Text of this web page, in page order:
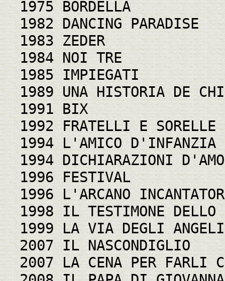
1975 BORDELLA
1982 DANCING PARADISE
1983 ZEDER
1984 NOI TRE
1985 IMPIEGATI
1989 UNA HISTORIA DE
1991 BIX
1992 FRATELLI E SORELLE
1994 L'AMICO D'INFANZIA
1994 DICHIARAZIONI
1996 FESTIVAL
1996 L'ARCANO
1998 IL TESTIMONE DELLO
1999 LA VIA DEGLI ANGELI
2007 IL NASCONDIGLIO
2007 LA CENA PER FARLI